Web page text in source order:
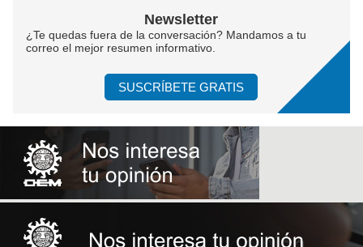
Newsletter
¿Te quedas fuera de la conversación? Mandamos a tu
correo el mejor resumen informativo.
SUSCRÍBETE GRATIS